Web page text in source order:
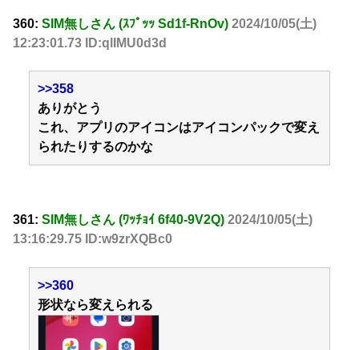
360: SIM無しさん (ｽﾌﾟｯｯ Sd1f-RnOv) 2024/10/05(土)
12:23:01.73 ID:qlIMU0d3d
>>358
ありがとう
これ、アプリのアイコンはアイコンパックで変え
られたりするのかな
361: SIM無しさん (ﾜｯﾁｮｲ 6f40-9V2Q) 2024/10/05(土)
13:16:29.75 ID:w9zrXQBc0
>>360
形状なら変えられる